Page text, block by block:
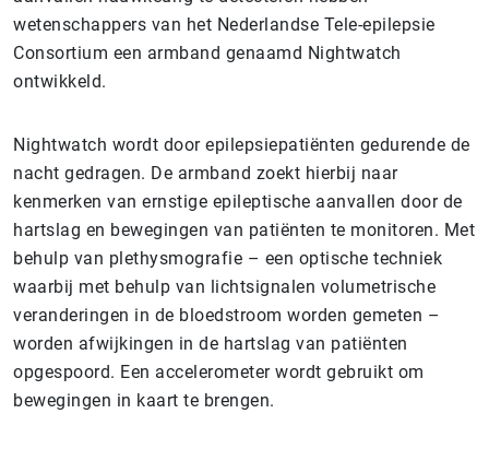
wetenschappers van het Nederlandse Tele-epilepsie
Consortium een armband genaamd Nightwatch
ontwikkeld.
Nightwatch wordt door epilepsiepatiënten gedurende de
nacht gedragen. De armband zoekt hierbij naar
kenmerken van ernstige epileptische aanvallen door de
hartslag en bewegingen van patiënten te monitoren. Met
behulp van plethysmografie – een optische techniek
waarbij met behulp van lichtsignalen volumetrische
veranderingen in de bloedstroom worden gemeten –
worden afwijkingen in de hartslag van patiënten
opgespoord. Een accelerometer wordt gebruikt om
bewegingen in kaart te brengen.